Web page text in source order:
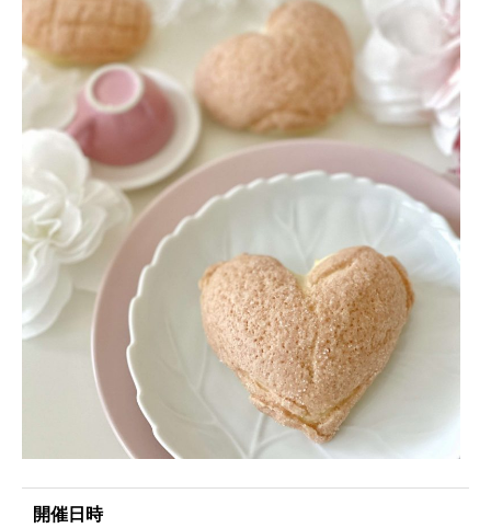
開催日時